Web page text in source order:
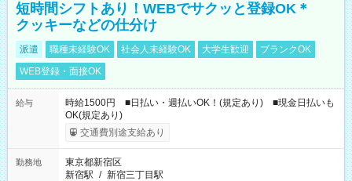
短時間シフトあり！WEBでサクッと登録OK＊
クッキーなどの仕分け
派遣 職種未経験OK 社会人未経験OK 大学生歓迎
ブランクOK
WEB登録・面接OK
給与
時給1500円 ■日払い・週払いOK！(規定あり) ■現金日払いも
OK(規定あり)
交通費別途支給あり
勤務地
東京都新宿区
新宿駅 / 新宿三丁目駅